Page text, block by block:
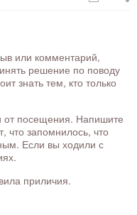
или комментарий,
решение по поводу
знать тем, кто только
от посещения. Напишите
что запомнилось, что
Если вы ходили с
приличия.